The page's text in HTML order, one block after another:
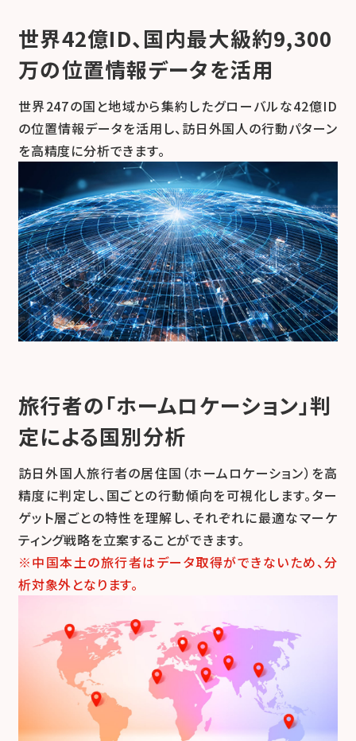
世界42億ID、国内最大級約9,300
万の位置情報データを活用
世界247の国と地域から集約したグローバルな42億ID
の位置情報データを活用し、訪日外国人の行動パターン
を高精度に分析できます。
旅行者の「ホームロケーション」判
定による国別分析
訪日外国人旅行者の居住国（ホームロケーション）を高
精度に判定し、国ごとの行動傾向を可視化します。ター
ゲット層ごとの特性を理解し、それぞれに最適なマーケ
ティング戦略を立案することができます。
※中国本土の旅行者はデータ取得ができないため、分
析対象外となります。